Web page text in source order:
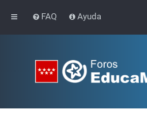
FAQ Ayuda